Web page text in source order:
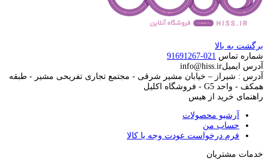
برگشت به بالا
شماره تماس 021-91691267
آدرس ایمیلinfo@hiss.ir
آدرس : شیراز – خیابان مشیر شرقی - مجتمع تجاری تفریحی مشیر - طبقه
همکف - واحد G5 - فروشگاه اکلیل
راهنمای خرید از هیس
آرشیو محصولات
حساب من
فرم درخواست عودت وجه یا کالا
خدمات مشتریان